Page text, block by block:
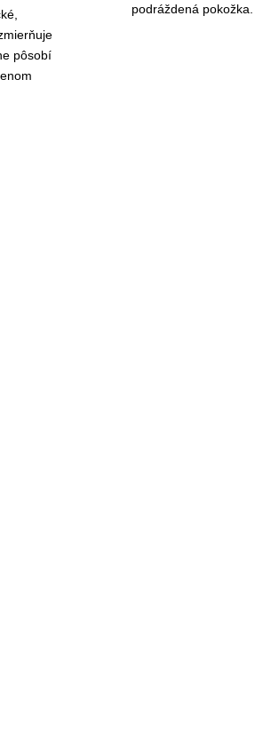
pôsobí
podráždená pokožka.